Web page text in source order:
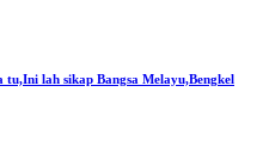
lah sikap Bangsa Melayu,Bengkel